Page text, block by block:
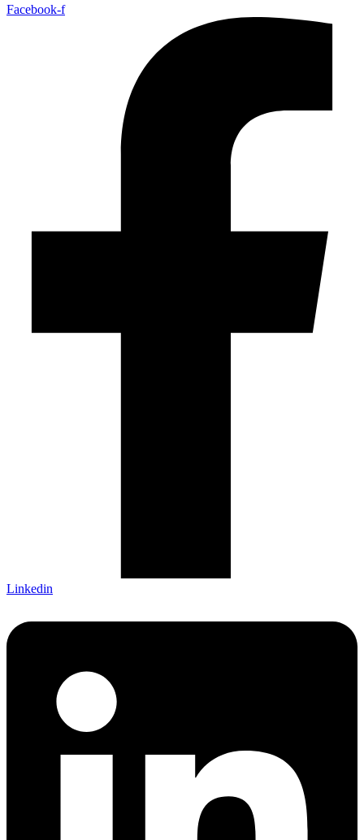
Facebook-f
Linkedin